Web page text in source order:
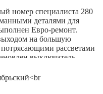
и качество жизни.
этого уютного
городов России! В
гарнитур со
шкаф в прихожей,
номер специалиста 280
деталями для
Евро-ремонт.
на большую
рассветами
выключатель-
расслабляющую
остаётся полный
удобства: - кухонный